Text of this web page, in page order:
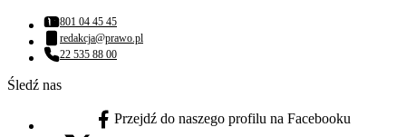
Numer telefonu:
801 04 45 45
Adres email:
redakcja@prawo.pl
Numer telefonu:
22 535 88 00
Śledź nas
facebook - otwiera się w nowej karcie
Przejdź do naszego profilu na Facebooku